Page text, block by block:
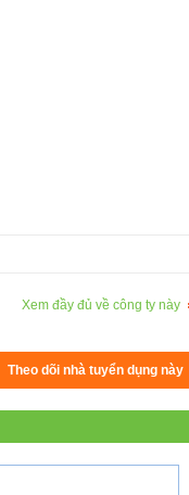
Xem đầy đủ về công ty này